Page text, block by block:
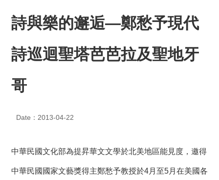
我
們
最
新
息
年
詩與樂的邂逅—鄭愁予現代
詩巡迴聖塔芭芭拉及聖地牙
哥
Date：2013-04-22
中華民國文化部為提昇華文文學於北美地區能見度，邀得
中華民國國家文藝獎得主鄭愁予教授於4月至5月在美國各